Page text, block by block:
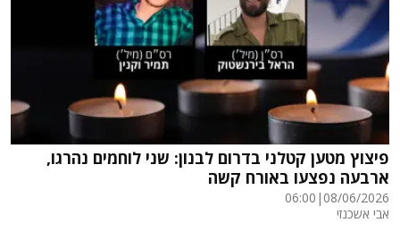
פיצוץ מטען קטלני בדרום לבנון: שני לוחמים נהרגו,
ארבעה נפצעו באורח קשה
08/06/2026
|
06:00
אבי אשכנזי